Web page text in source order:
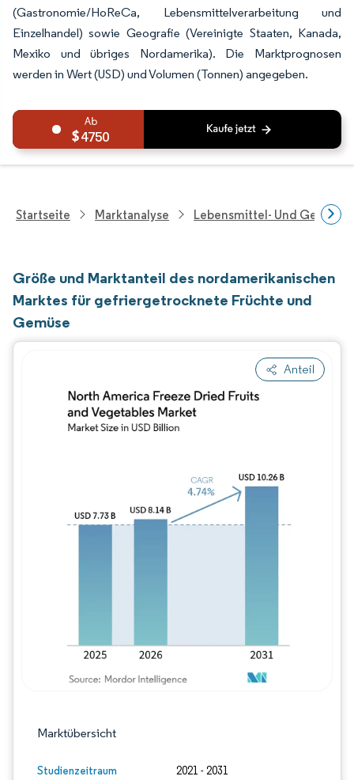
(Gastronomie/HoReCa, Lebensmittelverarbeitung und
Einzelhandel) sowie Geografie (Vereinigte Staaten, Kanada,
Mexiko und übriges Nordamerika). Die Marktprognosen
werden in Wert (USD) und Volumen (Tonnen) angegeben.
4750
Startseite Marktanalyse Lebensmittel- Und
Größe und Marktanteil des nordamerikanischen
Marktes für gefriergetrocknete Früchte und
Gemüse
Anteil
Marktübersicht
Studienzeitraum 2021 - 2031